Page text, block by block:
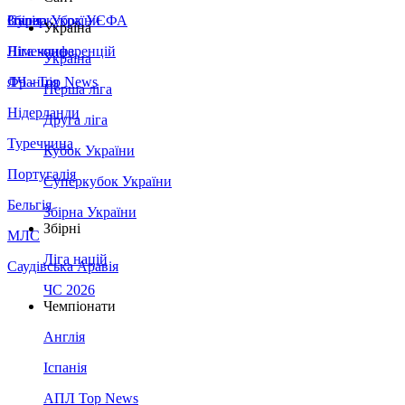
Збірна України
Італія
Німеччина
Франція
Нідерланди
Туреччина
Португалія
Бельгія
МЛС
Саудівська Аравія
Суперкубок УЄФА
Ліга конференцій
ЛЧ - Top News
Україна
Україна
Перша ліга
Друга ліга
Кубок України
Суперкубок України
Збірна України
Збірні
Ліга націй
ЧС 2026
Чемпіонати
Англія
Іспанія
АПЛ Top News